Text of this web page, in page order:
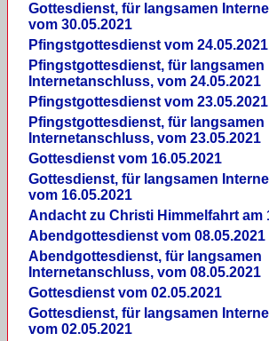
Gottesdienst, für langsamen
vom 30.05.2021
Pfingstgottesdienst vom 24.05.2021
Pfingstgottesdienst, für langsamen
Internetanschluss, vom 24.05.2021
Pfingstgottesdienst vom 23.05.2021
Pfingstgottesdienst, für langsamen
Internetanschluss, vom 23.05.2021
Gottesdienst vom 16.05.2021
Gottesdienst, für langsamen
vom 16.05.2021
Andacht zu Christi Himmelfahrt am
Abendgottesdienst vom 08.05.2021
Abendgottesdienst, für langsamen
Internetanschluss, vom 08.05.2021
Gottesdienst vom 02.05.2021
Gottesdienst, für langsamen
vom 02.05.2021